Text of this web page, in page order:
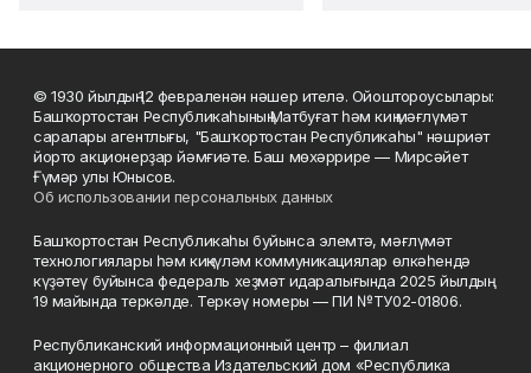
© 1930 йылдың 12 февраленән нәшер ителә. Ойоштороусылары:
Башҡортостан Республикаһының Матбуғат һәм киң мәғлүмәт
саралары агентлығы, "Башҡортостан Республикаһы" нәшриәт
йорто акционерҙар йәмғиәте. Баш мөхәррире — Мирсәйет
Ғүмәр улы Юнысов.
Об использовании персональных данных
Башҡортостан Республикаһы буйынса элемтә, мәғлүмәт
технологиялары һәм киңкүләм коммуникациялар өлкәһендә
күҙәтеү буйынса федераль хеҙмәт идаралығында 2025 йылдың
19 майында теркәлде. Теркәү номеры — ПИ №ТУ02-01806.
Республиканский информационный центр – филиал
акционерного общества Издательский дом «Республика